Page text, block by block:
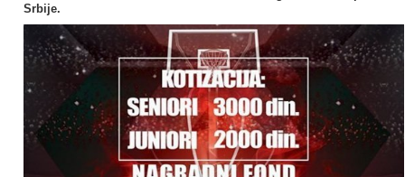
Srbije.